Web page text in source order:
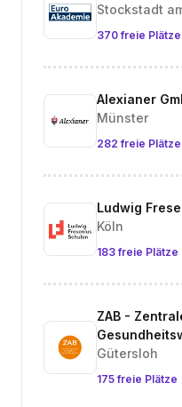
Stockstadt
370 freie Plätze
Alexianer
Münster
282 freie Plätze
Ludwig
Köln
183 freie Plätze
ZAB -
Gütersloh
175 freie Plätze